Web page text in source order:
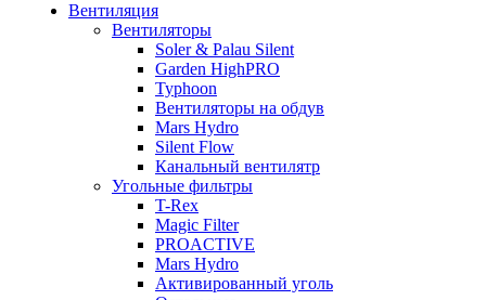
Вентиляция
Вентиляторы
Soler & Palau Silent
Garden HighPRO
Typhoon
Вентиляторы на обдув
Mars Hydro
Silent Flow
Канальный вентилятр
Угольные фильтры
T-Rex
Magic Filter
PROACTIVE
Mars Hydro
Активированный уголь